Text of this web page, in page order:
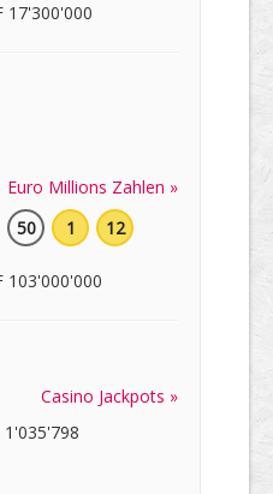
17'300'000
Euro Millions Zahlen »
50 1 12
103'000'000
Casino Jackpots »
1'035'798